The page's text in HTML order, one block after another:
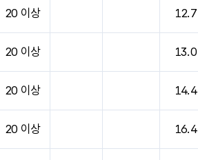
20 이상 12.7
20 이상 13.0
20 이상 14.4
20 이상 16.4